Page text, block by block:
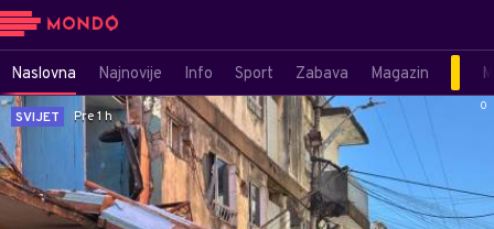
Naslovna Najnovije Info Sport Zabava Magazin
SVIJET Pre 1 h
0